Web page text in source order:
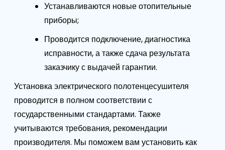
Устанавливаются новые отопительные
приборы;
Проводится подключение, диагностика
исправности, а также сдача результата
заказчику с выдачей гарантии.
Установка электрического полотенцесушителя
проводится в полном соответствии с
государственными стандартами. Также
учитываются требования, рекомендации
производителя. Мы поможем вам установить как